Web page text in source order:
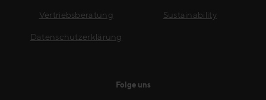
Vertriebsberatung
Datenschutzerklärung
Sustainability
Folge uns